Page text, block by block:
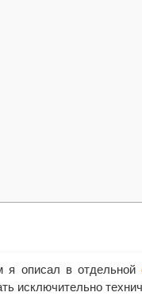
я описал в отдельной
исключительно